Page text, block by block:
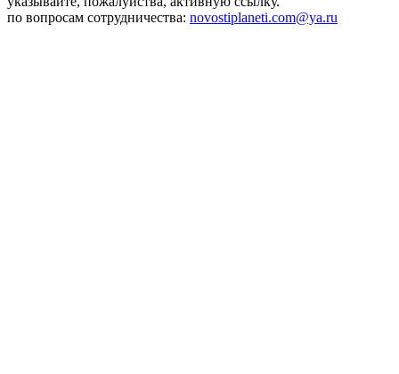
по вопросам сотрудничества: novostiplaneti.com@ya.ru